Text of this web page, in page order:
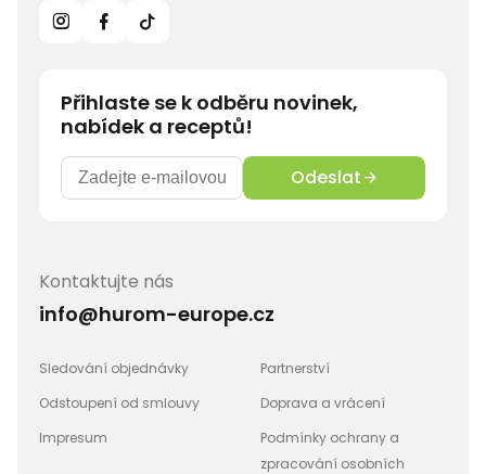
Přihlaste se k odběru novinek,
nabídek a receptů!
Odeslat
Kontaktujte nás
info@hurom-europe.cz
Sledování objednávky
Partnerství
Odstoupení od smlouvy
Doprava a vrácení
Impresum
Podmínky ochrany a
zpracování osobních